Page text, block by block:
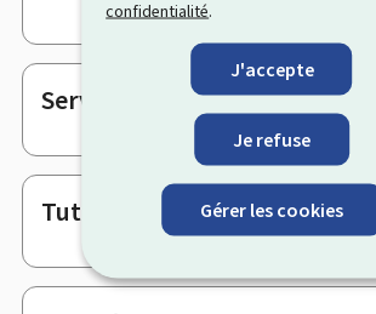
confidentialité.
J'accepte
Je refuse
Gérer les cookies
de
page
Services en ligne & Formulaires
Tutoriels